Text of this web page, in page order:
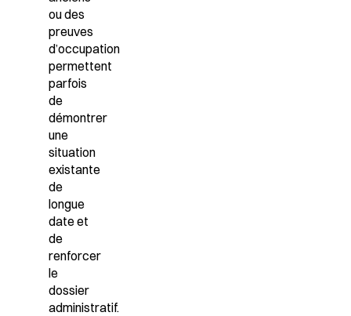
ou des
preuves
d’occupation
permettent
parfois
de
démontrer
une
situation
existante
de
longue
date et
de
renforcer
le
dossier
administratif.